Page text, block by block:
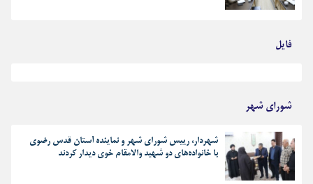
فایل
شورای شهر
شهردار، رییس شورای شهر و نماینده آستان قدس رضوی
با خانواده‌های دو شهید والامقام خوی دیدار کردند